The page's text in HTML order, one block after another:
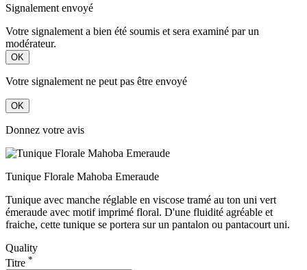
Signalement envoyé
Votre signalement a bien été soumis et sera examiné par un
modérateur.
OK
Votre signalement ne peut pas être envoyé
OK
Donnez votre avis
Tunique Florale Mahoba Emeraude
Tunique avec manche réglable en viscose tramé au ton uni vert
émeraude avec motif imprimé floral. D'une fluidité agréable et
fraiche, cette tunique se portera sur un pantalon ou pantacourt uni.
Quality
Titre *